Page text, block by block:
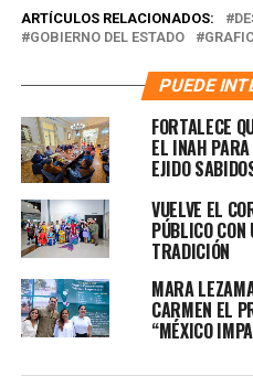
ARTÍCULOS RELACIONADOS:
GOBIERNO DEL ESTADO
PUEDE
FORTALECE
EL INAH
EJIDO
VUELVE EL
PÚBLICO
TRADICIÓN
MARA
CARMEN EL
“MÉXICO